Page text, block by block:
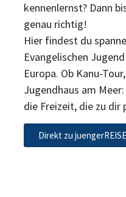
kennenlernst? Dann
genau richtig!
Hier findest du
Evangelischen
Europa. Ob Kanu-
Jugendhaus am
die Freizeit, die zu dir
Direkt zu